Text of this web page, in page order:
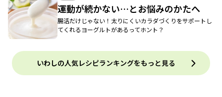
運動が続かない…とお悩みのかたへ
腸活だけじゃない！太りにくいカラダづくりをサポートし
てくれるヨーグルトがあるってホント？
いわしの人気レシピランキングをもっと見る